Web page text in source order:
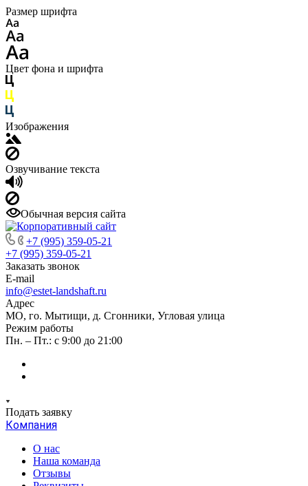
Размер шрифта
Цвет фона и шрифта
Изображения
Озвучивание текста
Обычная версия сайта
+7 (995) 359-05-21
+7 (995) 359-05-21
Заказать звонок
E-mail
info@estet-landshaft.ru
Адрес
МО, го. Мытищи, д. Сгонники, Угловая улица
Режим работы
Пн. – Пт.: с 9:00 до 21:00
Подать заявку
Компания
О нас
Наша команда
Отзывы